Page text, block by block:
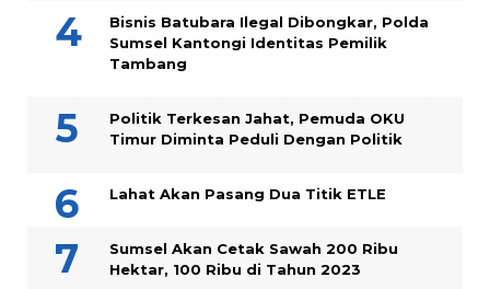
Bisnis Batubara Ilegal Dibongkar, Polda
Sumsel Kantongi Identitas Pemilik
Tambang
Politik Terkesan Jahat, Pemuda OKU
Timur Diminta Peduli Dengan Politik
Lahat Akan Pasang Dua Titik ETLE
Sumsel Akan Cetak Sawah 200 Ribu
Hektar, 100 Ribu di Tahun 2023